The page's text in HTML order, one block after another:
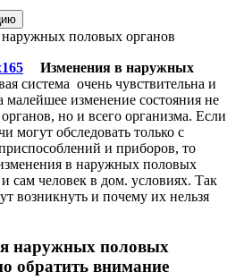
Изменения в наружных
система очень чувствительна и
малейшее изменение состояния не
но и всего организма. Если
могут обследовать только с
и приборов, то
в наружных половых
сам человек в дом. условиях. Так
возникнуть и почему их нельзя
наружных половых
обратить внимание